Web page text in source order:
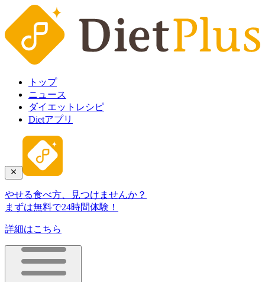
トップ
ニュース
ダイエットレシピ
Dietアプリ
やせる食べ方、見つけませんか？
まずは無料で24時間体験！
詳細はこちら